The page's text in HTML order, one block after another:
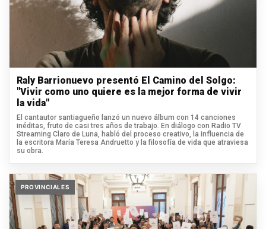
Raly Barrionuevo presentó El Camino del Solgo:
"Vivir como uno quiere es la mejor forma de vivir
la vida"
El cantautor santiagueño lanzó un nuevo álbum con 14 canciones
inéditas, fruto de casi tres años de trabajo. En diálogo con Radio TV
Streaming Claro de Luna, habló del proceso creativo, la influencia de
la escritora María Teresa Andruetto y la filosofía de vida que atraviesa
su obra.
PROVINCIALES